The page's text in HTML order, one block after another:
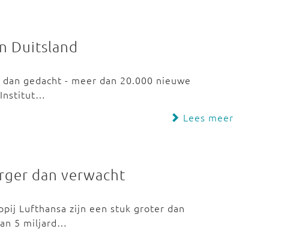
Duitsland
gedacht - meer dan 20.000 nieuwe
Institut…
Lees meer
dan verwacht
Lufthansa zijn een stuk groter dan
5 miljard…